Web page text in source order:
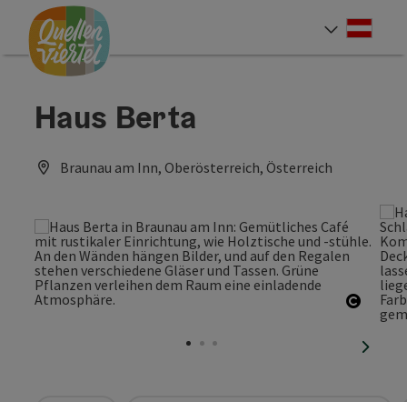
Zum Inhalt
Zur Navigation
Zum Seitenanfang
Haus Berta
Braunau am Inn, Oberösterreich, Österreich